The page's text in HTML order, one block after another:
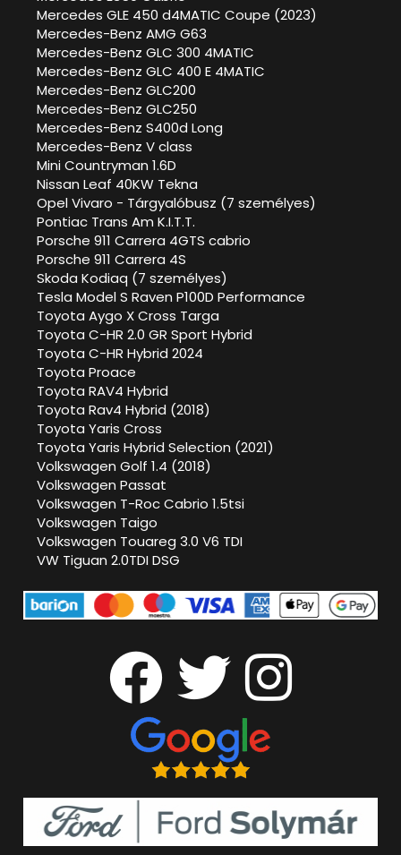
Mercedes GLE 450 d4MATIC Coupe (2023)
Mercedes-Benz AMG G63
Mercedes-Benz GLC 300 4MATIC
Mercedes-Benz GLC 400 E 4MATIC
Mercedes-Benz GLC200
Mercedes-Benz GLC250
Mercedes-Benz S400d Long
Mercedes-Benz V class
Mini Countryman 1.6D
Nissan Leaf 40KW Tekna
Opel Vivaro - Tárgyalóbusz (7 személyes)
Pontiac Trans Am K.I.T.T.
Porsche 911 Carrera 4GTS cabrio
Porsche 911 Carrera 4S
Skoda Kodiaq (7 személyes)
Tesla Model S Raven P100D Performance
Toyota Aygo X Cross Targa
Toyota C-HR 2.0 GR Sport Hybrid
Toyota C-HR Hybrid 2024
Toyota Proace
Toyota RAV4 Hybrid
Toyota Rav4 Hybrid (2018)
Toyota Yaris Cross
Toyota Yaris Hybrid Selection (2021)
Volkswagen Golf 1.4 (2018)
Volkswagen Passat
Volkswagen T-Roc Cabrio 1.5tsi
Volkswagen Taigo
Volkswagen Touareg 3.0 V6 TDI
VW Tiguan 2.0TDI DSG